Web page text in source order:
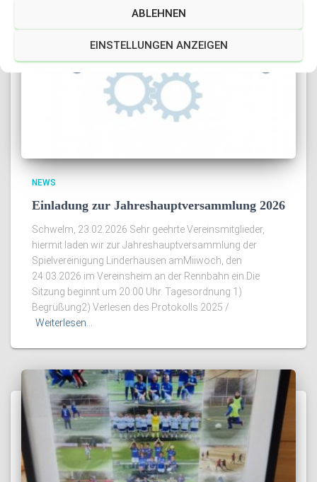
ABLEHNEN
EINSTELLUNGEN ANZEIGEN
NEWS
Einladung zur Jahreshauptversammlung 2026
Schwelm, 23.02.2026 Sehr geehrte Vereinsmitglieder,
hiermit laden wir zur Jahreshauptversammlung der
Spielvereinigung Linderhausen amMiiwoch, den
24.03.2026 im Vereinsheim an der Rennbahn ein.Die
Sitzung beginnt um 20:00 Uhr. Tagesordnung 1)
Begrüßung2) Verlesen des Protokolls 2025 /
Weiterlesen…